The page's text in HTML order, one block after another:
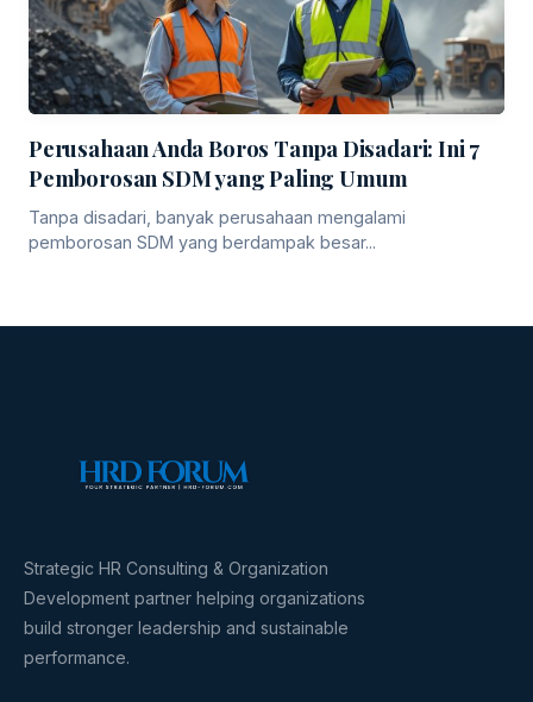
Perusahaan Anda Boros Tanpa Disadari: Ini 7
Pemborosan SDM yang Paling Umum
Tanpa disadari, banyak perusahaan mengalami
pemborosan SDM yang berdampak besar...
Strategic HR Consulting & Organization
Development partner helping organizations
build stronger leadership and sustainable
performance.